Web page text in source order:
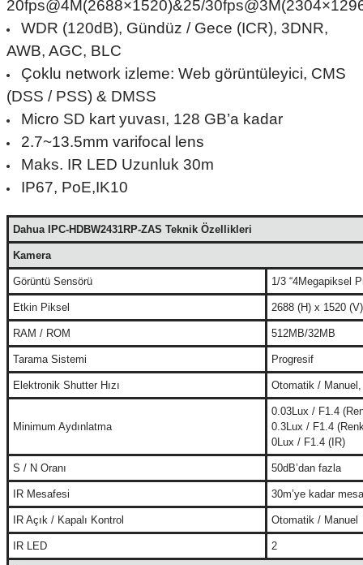
20fps@4M(2688×1520)&25/
WDR (120dB), Gündüz / Gece (ICR), 3DNR,
AWB, AGC, BLC
Çoklu network izleme: Web görüntüleyici, CMS
(DSS / PSS) & DMSS
Micro SD kart yuvası, 128 GB’a kadar
2.7~13.5mm varifocal lens
Maks. IR LED Uzunluk 30m
IP67, PoE,IK10
Dahua IPC-HDBW2431RP-ZAS Teknik Özellikleri
Kamera
Görüntü Sensörü 1/3 “4Megapiksel
Etkin Piksel 2688 (H) x 1520 (V)
RAM / ROM 512MB/32MB
Tarama Sistemi Progresif
Elektronik Shutter Hızı Otomatik /
Minimum Aydınlatma
0.03Lux / F1.4
0.3Lux / F1.4
0Lux / F1.4 (IR)
S / N Oranı 50dB’dan fazla
IR Mesafesi 30m’ye kadar
IR Açık / Kapalı Kontrol Otomatik / Manuel
IR LED 2